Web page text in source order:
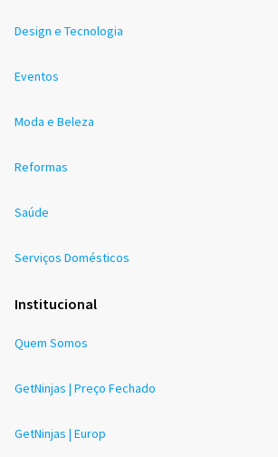
Design e Tecnologia
Eventos
Moda e Beleza
Reformas
Saúde
Serviços Domésticos
Institucional
Quem Somos
GetNinjas | Preço Fechado
GetNinjas | Europ